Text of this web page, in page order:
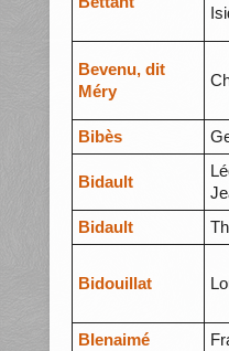
Bevenu, dit
Méry
Bibès
Bidault
Bidault
Bidouillat
BIenaimé